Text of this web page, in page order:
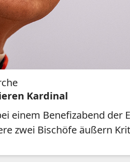
Kardinal
einem Benefizabend der
zwei Bischöfe äußern